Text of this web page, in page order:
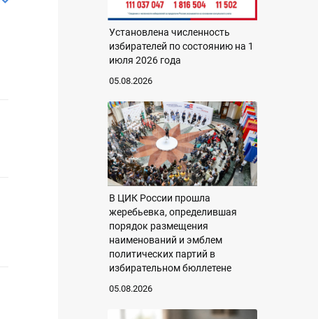
Установлена численность
избирателей по состоянию на 1
июля 2026 года
05.08.2026
В ЦИК России прошла
жеребьевка, определившая
порядок размещения
наименований и эмблем
политических партий в
избирательном бюллетене
05.08.2026